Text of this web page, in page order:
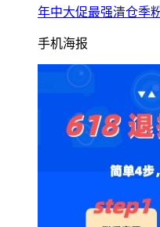
年中大促最强清仓季
手机海报